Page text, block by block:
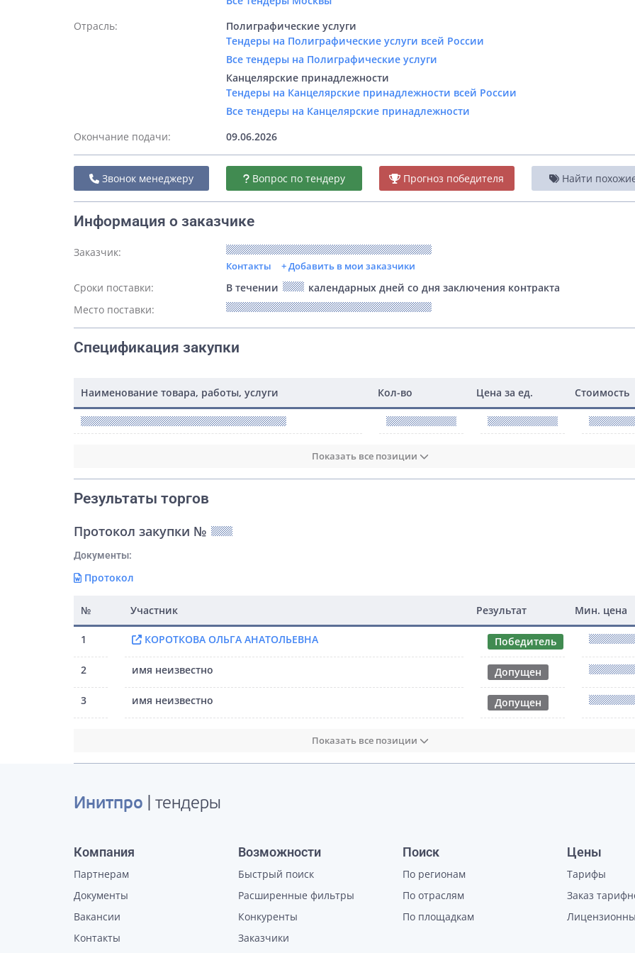
Отрасль:
Полиграфические услуги
Тендеры на Полиграфические услуги всей России
Все тендеры на Полиграфические услуги
Канцелярские принадлежности
Тендеры на Канцелярские принадлежности всей России
Все тендеры на Канцелярские принадлежности
Окончание подачи:
09.06.2026
Звонок менеджеру Вопрос по тендеру Прогноз победителя Найти
Информация о заказчике
Заказчик:
Контакты + Добавить в мои заказчики
Сроки поставки: В течении
календарных дней со дня заключения контракта
Место поставки:
Спецификация закупки
Наименование товара, работы, услуги Кол-во Цена за ед. Стоимость
Показать все позиции
Результаты торгов
Протокол закупки №
Документы:
Протокол
№ Участник Результат Мин. цена
1 КОРОТКОВА ОЛЬГА АНАТОЛЬЕВНА Победитель
2 имя неизвестно Допущен
3 имя неизвестно Допущен
Показать все позиции
Инитпро | тендеры
Компания
Партнерам
Документы
Вакансии
Контакты
Возможности
Быстрый поиск
Расширенные фильтры
Конкуренты
Заказчики
Поиск
По регионам
По отраслям
По площадкам
Цены
Тарифы
Заказ